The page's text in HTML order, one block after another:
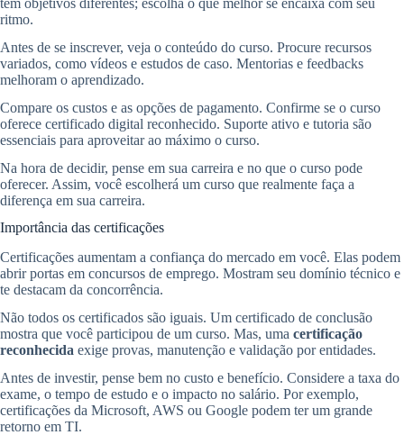
têm objetivos diferentes; escolha o que melhor se encaixa com seu
ritmo.
Antes de se inscrever, veja o conteúdo do curso. Procure recursos
variados, como vídeos e estudos de caso. Mentorias e feedbacks
melhoram o aprendizado.
Compare os custos e as opções de pagamento. Confirme se o curso
oferece certificado digital reconhecido. Suporte ativo e tutoria são
essenciais para aproveitar ao máximo o curso.
Na hora de decidir, pense em sua carreira e no que o curso pode
oferecer. Assim, você escolherá um curso que realmente faça a
diferença em sua carreira.
Importância das certificações
Certificações aumentam a confiança do mercado em você. Elas podem
abrir portas em concursos de emprego. Mostram seu domínio técnico e
te destacam da concorrência.
Não todos os certificados são iguais. Um certificado de conclusão
mostra que você participou de um curso. Mas, uma certificação
reconhecida exige provas, manutenção e validação por entidades.
Antes de investir, pense bem no custo e benefício. Considere a taxa do
exame, o tempo de estudo e o impacto no salário. Por exemplo,
certificações da Microsoft, AWS ou Google podem ter um grande
retorno em TI.